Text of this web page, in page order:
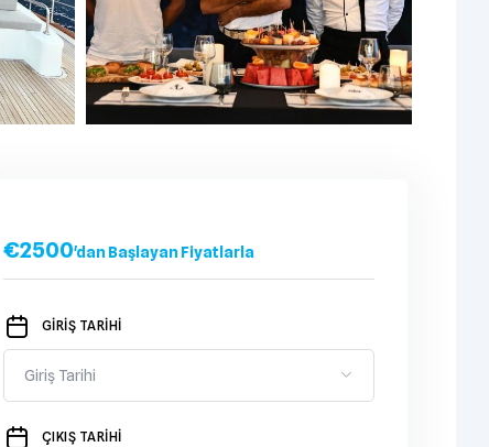
€2500'dan Başlayan Fiyatlarla
GİRİŞ TARİHİ
ÇIKIŞ TARİHİ